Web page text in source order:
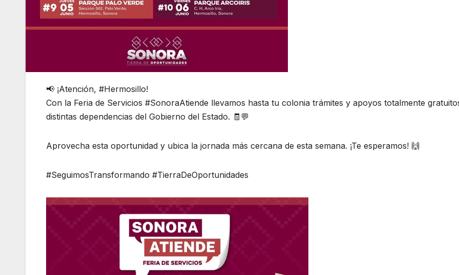
📢 ¡Atención, #Hermosillo!
Con la Feria de Servicios #SonoraAtiende llevamos hasta tu colonia trámites y apoyos totalmente
distintas dependencias del Gobierno del Estado. 🧾💬
Aprovecha esta oportunidad y ubica la jornada más cercana de esta semana. ¡Te esperamos! 🙌
#SeguimosTransformando #TierraDeOportunidades